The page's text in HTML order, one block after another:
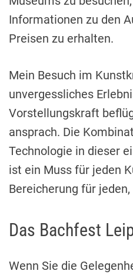
Informationen zu den
Preisen zu erhalten.
Mein Besuch im
unvergessliches
Vorstellungskraft
ansprach. Die
Technologie in dieser
ist ein Muss für jeden
Bereicherung für
Das Bachfest
Wenn Sie die